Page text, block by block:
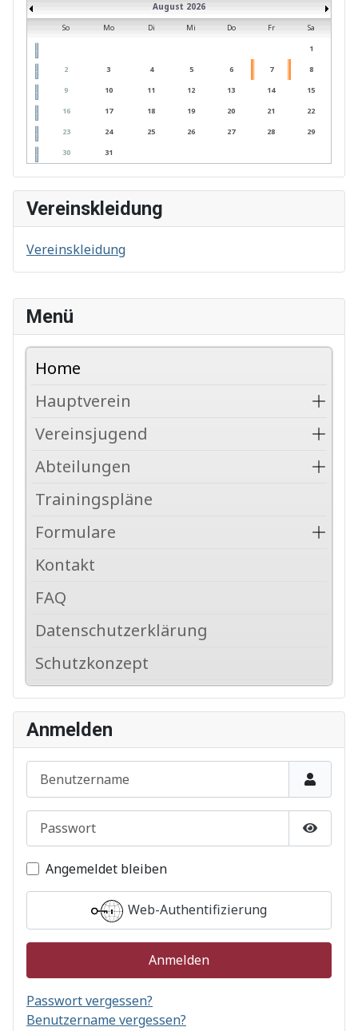
Menü
Home
Hauptverein
Vereinsjugend
Abteilungen
Trainingspläne
Formulare
Kontakt
FAQ
Datenschutzerklärung
Schutzkonzept
Anmelden
Benutzername
Passwort
Angemeldet bleiben
Web-Authentifizierung
Anmelden
Passwort vergessen?
Benutzername vergessen?
August 2026
So Mo Di Mi Do Fr
Sa
1
2
3 4 5 6 7
8
9
10 11 12 13 14
15
16
17 18 19 20 21
22
23
24 25 26 27 28
29
30
31
Vereinskleidung
Vereinskleidung